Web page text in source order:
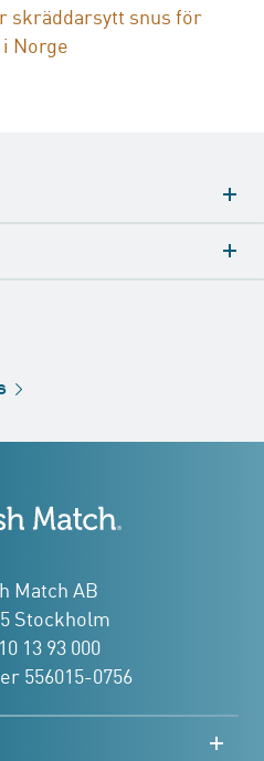
skräddarsytt snus för
Norge
Swedish Match
Match AB
Stockholm
13 93 000
556015-0756